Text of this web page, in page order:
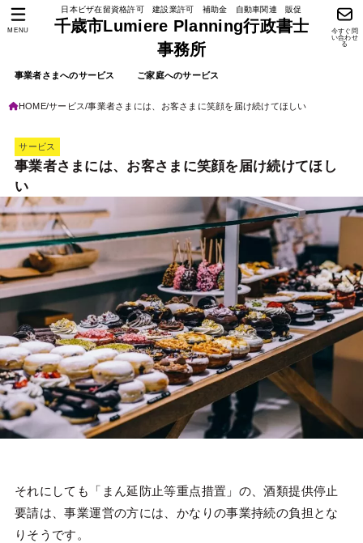
日本ビザ在留資格許可 建設業許可 補助金 自動車関連 販促
千歳市Lumiere Planning行政書士
事務所
事業者さまへのサービス ご家庭へのサービス
今すぐ問
い合わせ
る
MENU
HOME サービス 事業者さまには、お客さまに笑顔を届け続けてほしい
サービス
事業者さまには、お客さまに笑顔を届け続けてほし
い
それにしても「まん延防止等重点措置」の、酒類提供停止
要請は、事業運営の方には、かなりの事業持続の負担とな
りそうです。